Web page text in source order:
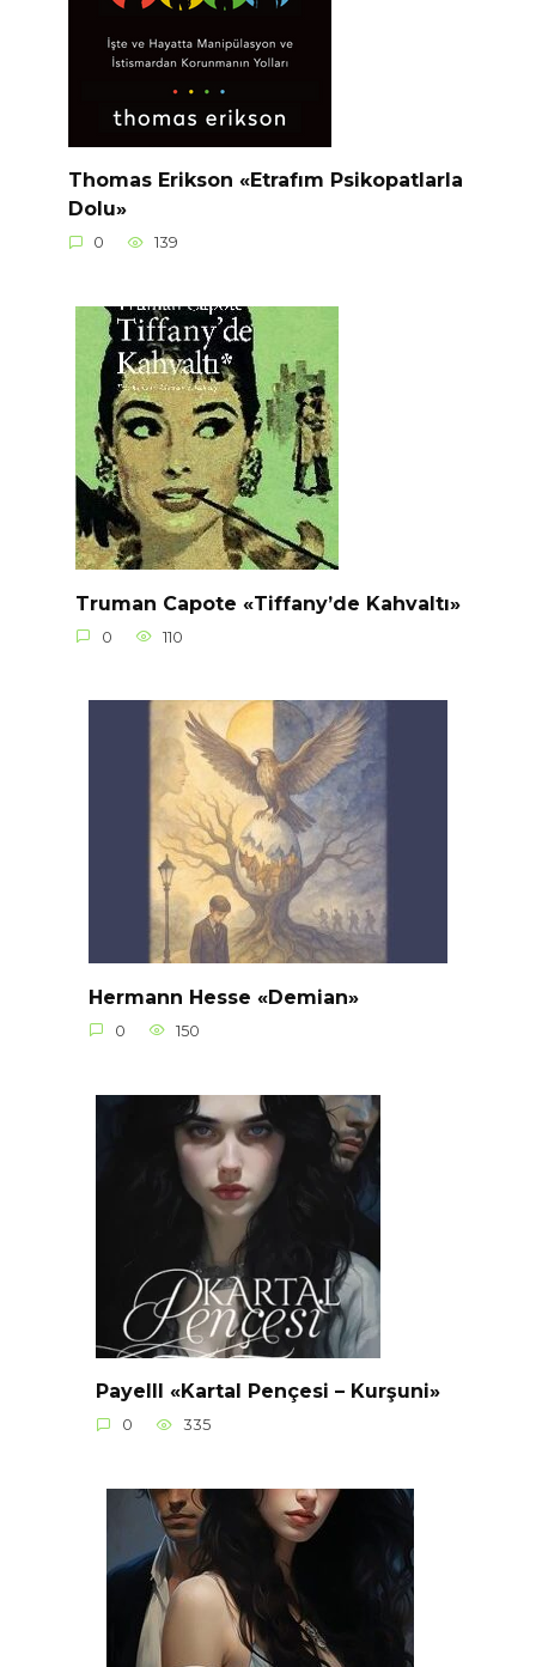
Thomas Erikson «Etrafım Psikopatlarla
Dolu»
0 139
Truman Capote «Tiffany’de Kahvaltı»
0 110
Hermann Hesse «Demian»
0 150
Payelll «Kartal Pençesi – Kurşuni»
0 335